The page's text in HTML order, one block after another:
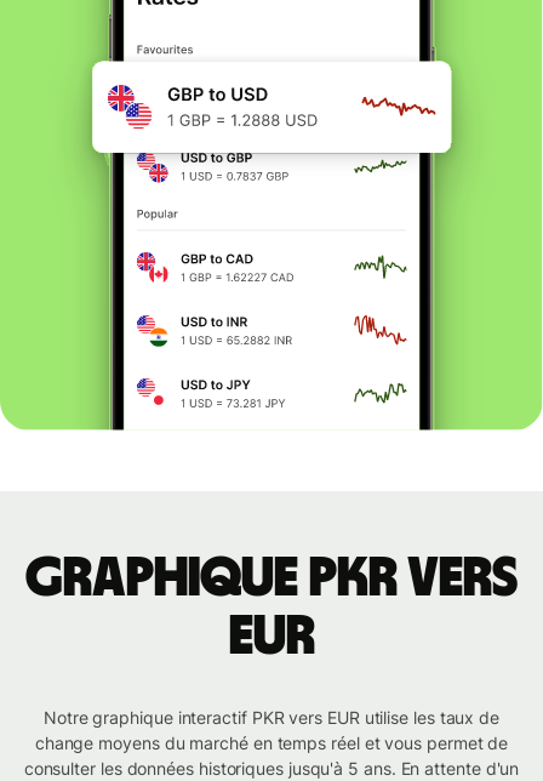
Graphique PKR vers
EUR
Notre graphique interactif PKR vers EUR utilise les taux de
change moyens du marché en temps réel et vous permet de
consulter les données historiques jusqu'à 5 ans. En attente d'un